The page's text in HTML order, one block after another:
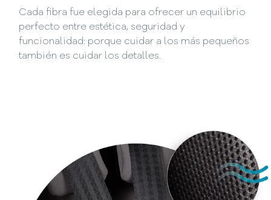
Cada fibra fue elegida para ofrecer un equilibrio
perfecto entre estética, seguridad y
funcionalidad: porque cuidar a los más pequeños
también es cuidar los detalles.